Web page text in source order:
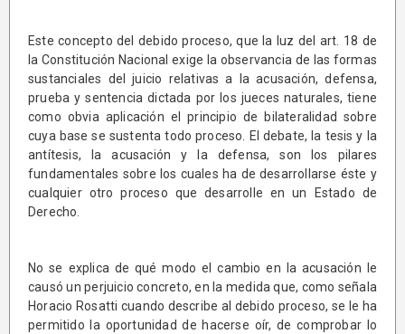
Este concepto del debido proceso, que la luz del art. 18 de
la Constitución Nacional exige la observancia de las formas
sustanciales del juicio relativas a la acusación, defensa,
prueba y sentencia dictada por los jueces naturales, tiene
como obvia aplicación el principio de bilateralidad sobre
cuya base se sustenta todo proceso. El debate, la tesis y la
antítesis, la acusación y la defensa, son los pilares
fundamentales sobre los cuales ha de desarrollarse éste y
cualquier otro proceso que desarrolle en un Estado de
Derecho.
No se explica de qué modo el cambio en la acusación le
causó un perjuicio concreto, en la medida que, como señala
Horacio Rosatti cuando describe al debido proceso, se le ha
permitido la oportunidad de hacerse oír, de comprobar lo